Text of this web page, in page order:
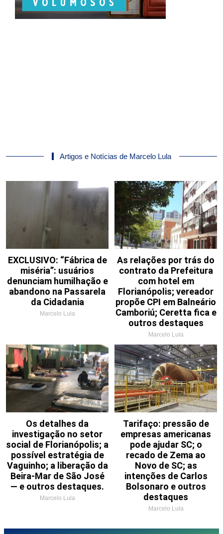
Artigos e Notícias de Marcelo Lula
EXCLUSIVO: “Fábrica de
miséria”: usuários
denunciam humilhação e
abandono na Passarela
da Cidadania
Marcelo Lula
As relações por trás do
contrato da Prefeitura
com hotel em
Florianópolis; vereador
propõe CPI em Balneário
Camboriú; Ceretta fica e
outros destaques
Marcelo Lula
Os detalhes da
investigação no setor
social de Florianópolis; a
possível estratégia de
Vaguinho; a liberação da
Beira-Mar de São José
— e outros destaques.
Marcelo Lula
Tarifaço: pressão de
empresas americanas
pode ajudar SC; o
recado de Zema ao
Novo de SC; as
intenções de Carlos
Bolsonaro e outros
destaques
Marcelo Lula